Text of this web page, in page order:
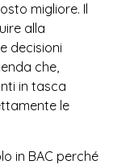
migliore. Il
alla
decisioni
che,
in tasca
le
in BAC perché